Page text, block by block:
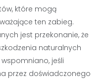
które mogą
ten zabieg.
jest przekonanie, że
naturalnych
wspomniano, jeśli
przez doświadczonego